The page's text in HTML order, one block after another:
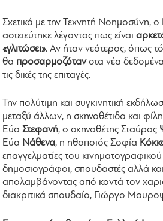
Σχετικά με την Τεχνητή Νοημοσύνη,
αστειεύτηκε λέγοντας πως είναι
«γλιτώσει». Αν ήταν νεότερος, όπως
θα προσαρμοζότανστα νέα
τις δικές της επιταγές.
Την πολύτιμη και συγκινητική
μεταξύ άλλων, η σκηνοθέτιδα και
ΕύαΣτεφανή, ο σκηνοθέτης Σταύρος
Εύα Νάθενα, η ηθοποιός Σοφία
επαγγελματίες του
δημοσιογράφοι, σπουδαστές αλλά και
απολαμβάνοντας από κοντά τον
διακριτικά σπουδαίο, Γιώργο